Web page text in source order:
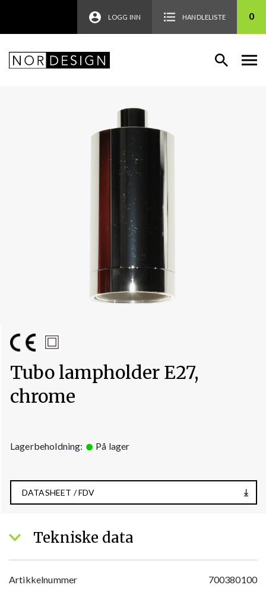
LOGG INN HANDLELISTE 0
Tubo lampholder E27,
chrome
Lagerbeholdning: På lager
DATASHEET / FDV
Tekniske data
Artikkelnummer 700380100